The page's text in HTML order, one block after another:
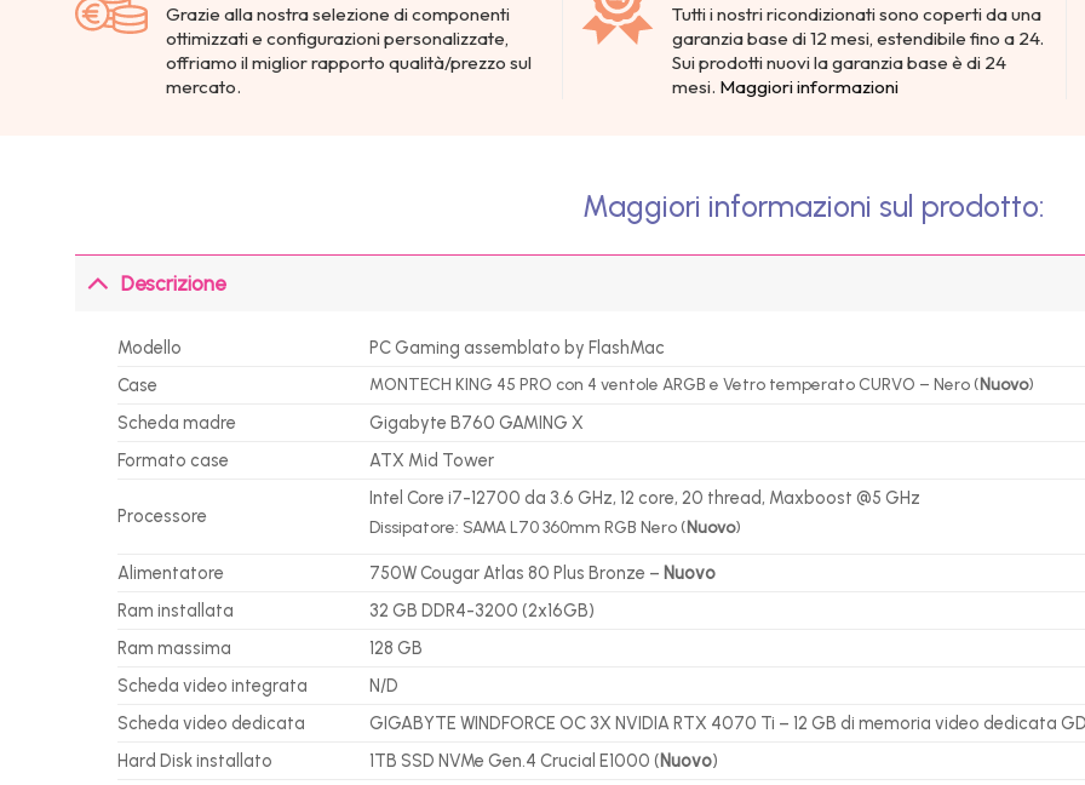
Grazie alla nostra selezione di componenti
ottimizzati e configurazioni personalizzate,
offriamo il miglior rapporto qualità/prezzo sul
mercato.
Tutti i nostri ricondizionati sono coperti da una
garanzia base di 12 mesi, estendibile fino a 24.
Sui prodotti nuovi la garanzia base è di 24
mesi. Maggiori informazioni
Maggiori informazioni sul prodotto:
Descrizione
Modello
PC Gaming assemblato by FlashMac
Case
MONTECH KING 45 PRO con 4 ventole ARGB e Vetro temperato CURVO – Nero (Nuovo)
Scheda madre
Gigabyte B760 GAMING X
Formato case
ATX Mid Tower
Processore
Intel Core i7-12700 da 3.6 GHz, 12 core, 20 thread, Maxboost @5 GHz
Dissipatore: SAMA L70 360mm RGB Nero (Nuovo)
Alimentatore 750W Cougar Atlas 80 Plus Bronze – Nuovo
Ram installata
32 GB DDR4-3200 (2x16GB)
Ram massima
128 GB
Scheda video integrata
N/D
Scheda video dedicata
GIGABYTE WINDFORCE OC 3X NVIDIA RTX 4070 Ti – 12 GB di memoria video dedicata
Hard Disk installato
1TB SSD NVMe Gen.4 Crucial E1000 (Nuovo)